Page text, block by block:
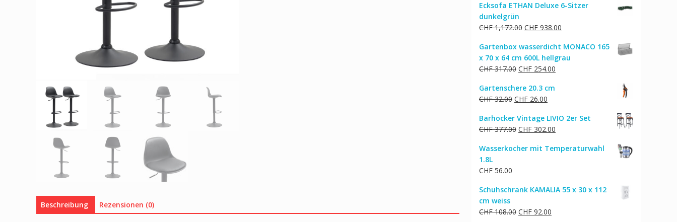
Beschreibung Rezensionen (0)
Ecksofa ETHAN Deluxe 6-Sitzer
dunkelgrün
CHF1,172.00 Ursprünglicher
war:
CHF 1,172.00
CHF 938.00
ist:
CHF 938.00.
Gartenbox wasserdicht MONACO 165
x 70 x 64 cm 600L hellgrau
CHF317.00 Ursprünglicher
war:
CHF 317.00
CHF 254.00
Gartenschere 20.3 cm
CHF32.00 Ursprünglicher
war:
CHF 32.00
CHF 26.00
ist:
CHF 26.00.
Barhocker Vintage LIVIO 2er Set
CHF377.00 Ursprünglicher
war:
CHF 302.00
ist:
Wasserkocher mit Temperaturwahl
1.8L
CHF 56.00
Schuhschrank KAMALIA 55 x 30 x 112
cm weiss
CHF108.00 Ursprünglicher
CHF 92.00